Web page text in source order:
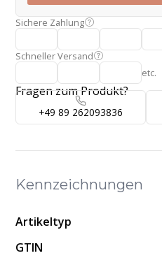
Sichere Zahlung
Schneller Versand
etc.
Fragen zum Produkt?
+49 89 262093836
Kennzeichnungen
Artikeltyp
GTIN